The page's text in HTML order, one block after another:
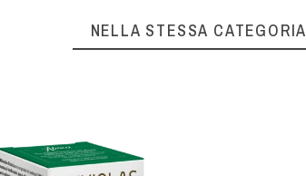
NELLA STESSA CATEGORIA